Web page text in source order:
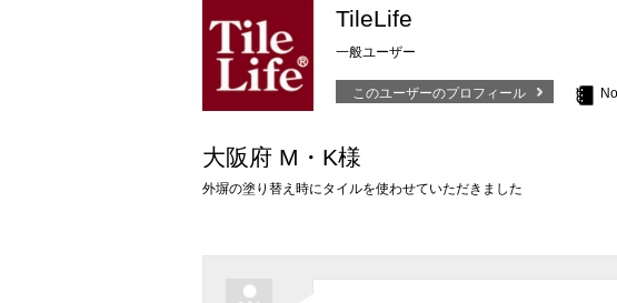
TileLife
一般ユーザー
このユーザーのプロフィール
大阪府 M・K様
外塀の塗り替え時にタイルを使わせていただきました